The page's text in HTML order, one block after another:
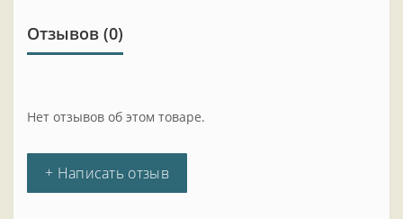
Отзывов (0)
Нет отзывов об этом товаре.
+ Написать отзыв